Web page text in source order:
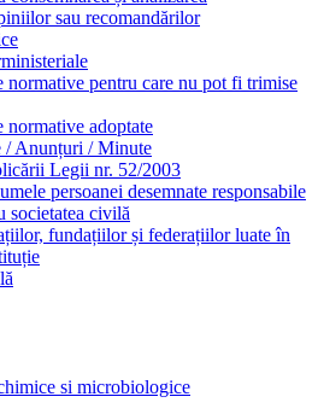
sau recomandărilor
normative pentru care nu pot fi trimise
normative adoptate
/ Anunțuri / Minute
Legii nr. 52/2003
persoanei desemnate responsabile
societatea civilă
fundațiilor și federațiilor luate în
si microbiologice